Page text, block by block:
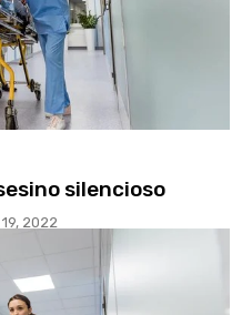
silencioso
2022